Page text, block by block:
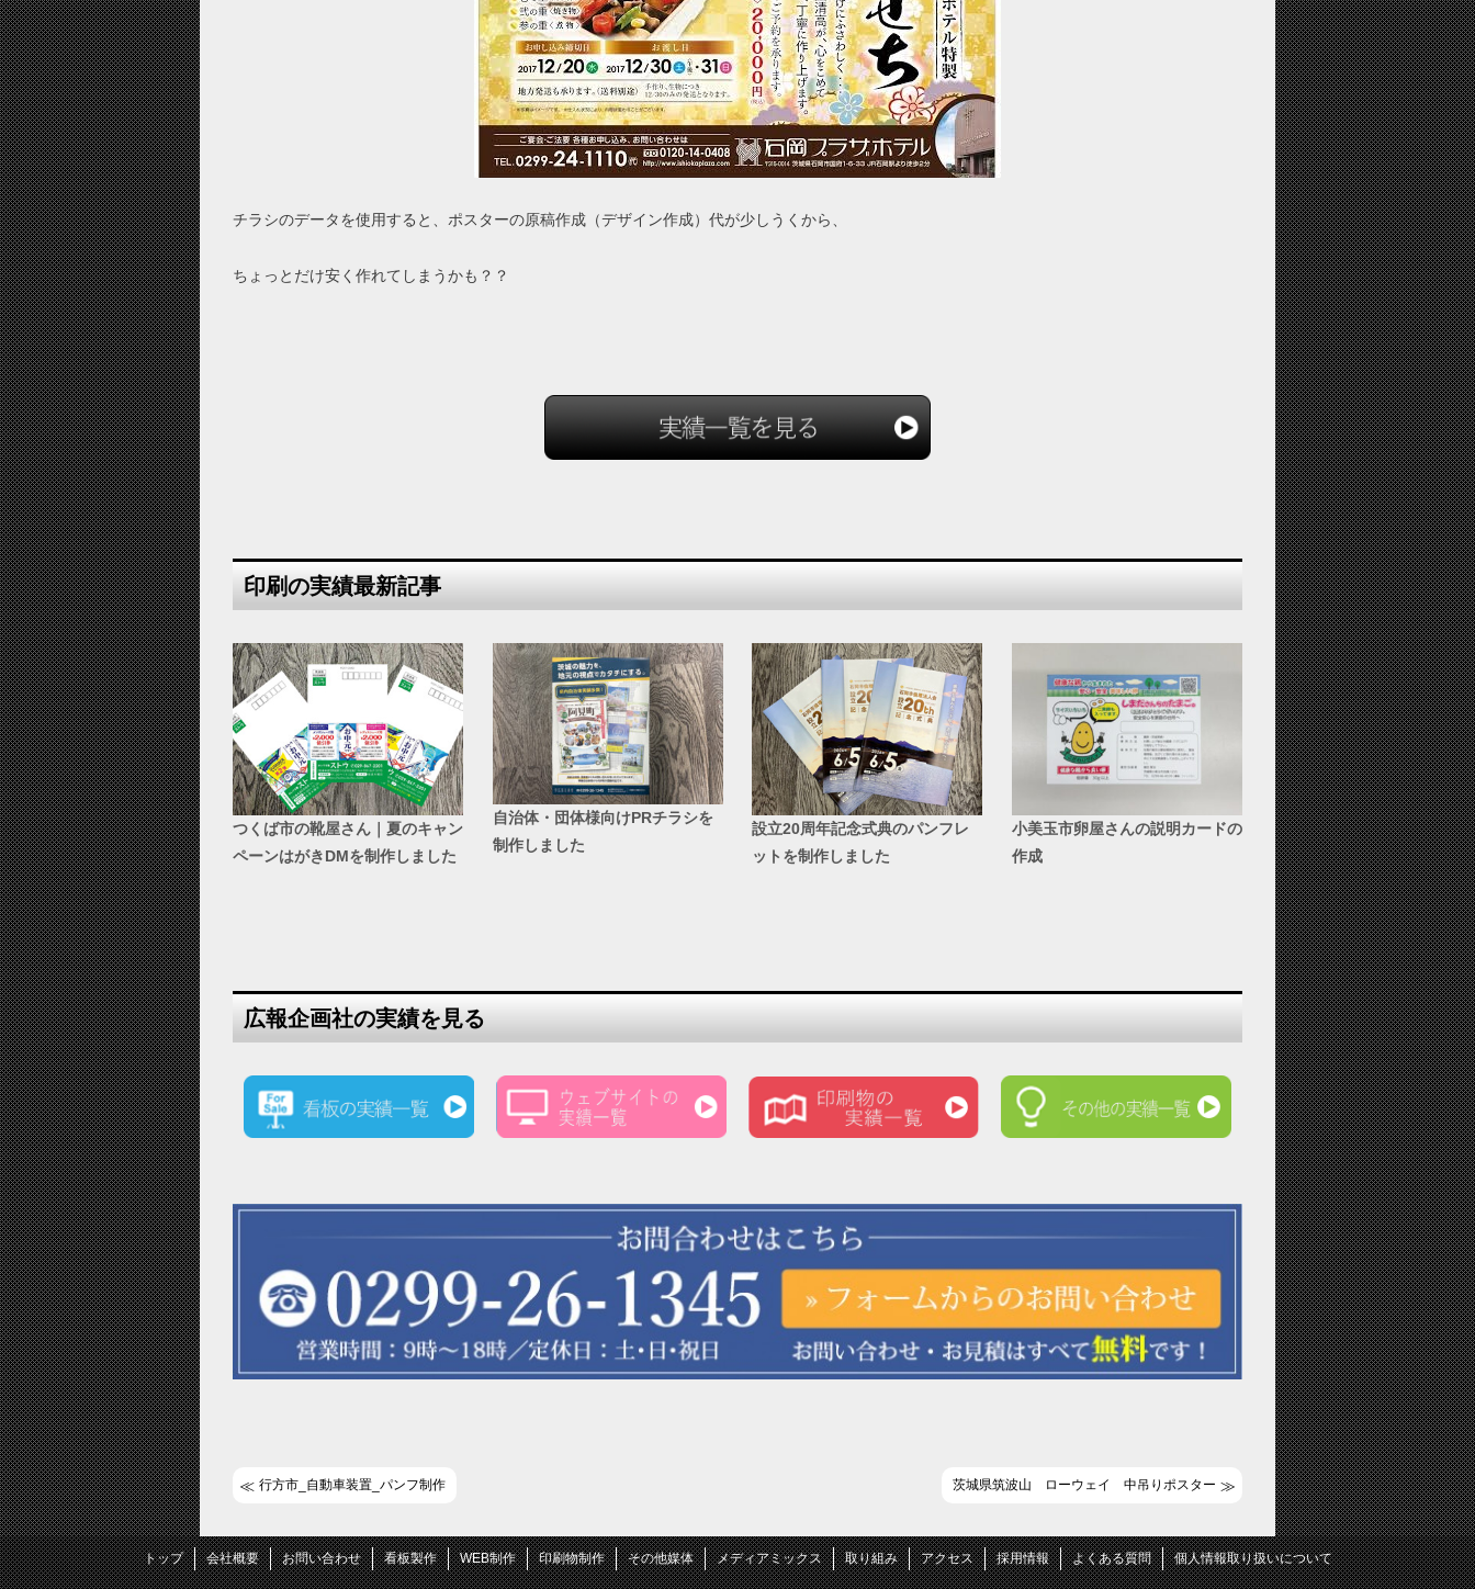
チラシのデータを使用すると、ポスターの原稿作成（デザイン作成）代が少しうくから、
ちょっとだけ安く作れてしまうかも？？
印刷の実績最新記事
つくば市の靴屋さん｜夏のキャン
ペーンはがきDMを制作しました
自治体・団体様向けPRチラシを
制作しました
設立20周年記念式典のパンフレ
ットを制作しました
小美玉市卵屋さんの説明カードの
作成
広報企画社の実績を見る
行方市_自動車装置_パンフ制作 茨城県筑波山 ローウェイ 中吊りポスター
トップ 会社概要 お問い合わせ 看板製作 WEB制作 印刷物制作 その他媒体 メディアミックス 取り組み アクセス 採用情報 よくある質問 個人情報取り扱いについて